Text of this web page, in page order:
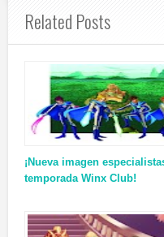
Related Posts
¡Nueva imagen
temporada Winx Club!